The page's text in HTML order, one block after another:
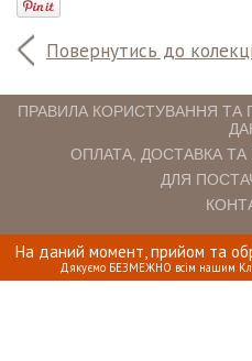
На даний момент, прийом та
Дякуємо БЕЗМЕЖНО всім нашим
Повернутись до
ПРАВИЛА КОРИСТУВАННЯ ТА
ОПЛАТА, ДОСТАВКА
ДЛЯ
INTERIOMANIA ©